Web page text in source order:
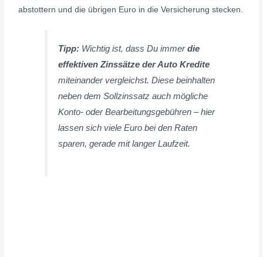
abstottern und die übrigen Euro in die Versicherung stecken.
Tipp: Wichtig ist, dass Du immerdie
effektiven Zinssätze der Auto Kredite
miteinander vergleichst. Diese beinhalten
neben dem Sollzinssatz auch mögliche
Konto- oder Bearbeitungsgebühren – hier
lassen sich viele Euro bei den Raten
sparen, gerade mit langer Laufzeit.